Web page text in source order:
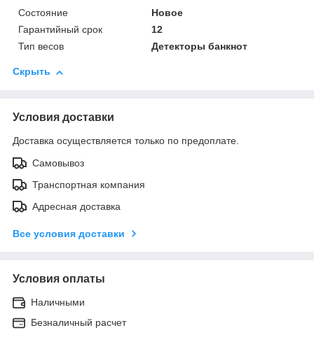
Состояние
Новое
Гарантийный срок
12
Тип весов
Детекторы банкнот
Скрыть
Условия доставки
Доставка осуществляется только по предоплате.
Самовывоз
Транспортная компания
Адресная доставка
Все условия доставки
Условия оплаты
Наличными
Безналичный расчет